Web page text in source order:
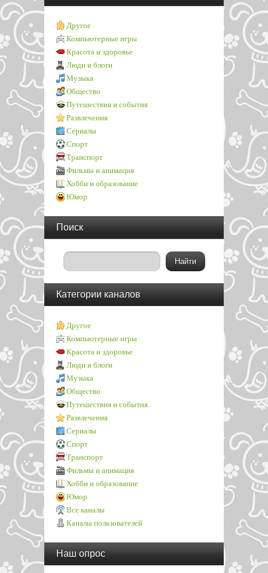
Другое
Компьютерные игры
Красота и здоровье
Люди и блоги
Музыка
Общество
Путешествия и события
Развлечения
Сериалы
Спорт
Транспорт
Фильмы и анимация
Хобби и образование
Юмор
Поиск
Категории каналов
Другое
Компьютерные игры
Красота и здоровье
Люди и блоги
Музыка
Общество
Путешествия и события
Развлечения
Сериалы
Спорт
Транспорт
Фильмы и анимация
Хобби и образование
Юмор
Все каналы
Каналы пользователей
Наш опрос